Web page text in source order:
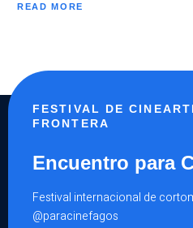
READ MORE
ABOUT
ENCUENTRO
PARA
CINÉFAGOS
FESTIVAL DE
FRONTERA
Encuentro para
Festival internacional de
@paracinefagos